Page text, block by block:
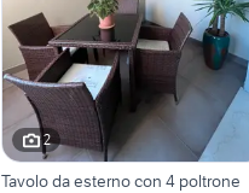
2
Tavolo da esterno con 4 poltrone